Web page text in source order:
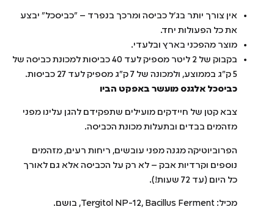
אין צורך יותר בג'ל כביסה ומרכך בנפרד – "כביסכל" יבצע
את כל הפעולות יחד.
מוצר מהפכני בארץ ובלעדי.
בקבוק של 2 ליטר מספיק לעד 40 כביסות למכונת כביסה של
5 ק"ג בממוצע, ולמכונה של 7 ק"ג מספיק לעד 27 כביסות.
כביסכל אלגנס מועשר באפקט הביו
צבא קטן של חיידקים מועילים שתפקידם להגן עלינו מפני
מזהמים בבדים ובתעלות מכונת הכביסה.
הפרוביוטיקה מגנה מפני עובשים, ריחות רעים, מזהמים
נוספים וקרדיות אבק – לא רק על הכביסה אלא גם לאורך
כל היום (עד 72 שעות!).
מכיל: Tergitol NP-12, Bacillus Ferment, בושם.